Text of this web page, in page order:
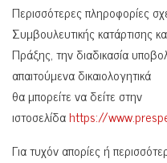
Περισσότερες πληροφορίες
Συμβουλευτικής κατάρτισης
Πράξης, την διαδικασία
απαιτούμενα δικαιολογητικά
θα μπορείτε να δείτε στην
ιστοσελίδαhttps://
Για τυχόν απορίες ή